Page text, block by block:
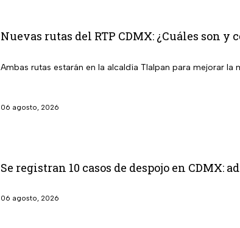
Nuevas rutas del RTP CDMX: ¿Cuáles son
Ambas rutas estarán en la alcaldía Tlalpan para mejorar la
06 agosto, 2026
Se registran 10 casos de despojo en
06 agosto, 2026